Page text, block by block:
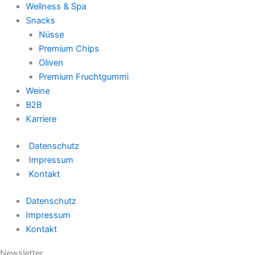
Wellness & Spa
Snacks
Nüsse
Premium Chips
Oliven
Premium Fruchtgummi
Weine
B2B
Karriere
Datenschutz
Impressum
Kontakt
Datenschutz
Impressum
Kontakt